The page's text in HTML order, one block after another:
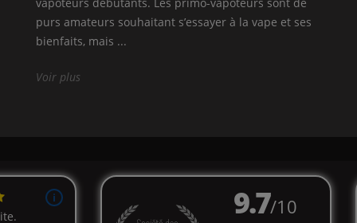
purs amateurs souhaitant s’essayer à la vape et ses
bienfaits, mais ...
Voir plus